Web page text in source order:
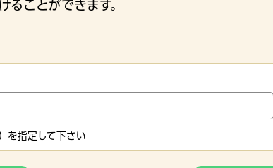
ることができます。
を指定して下さい